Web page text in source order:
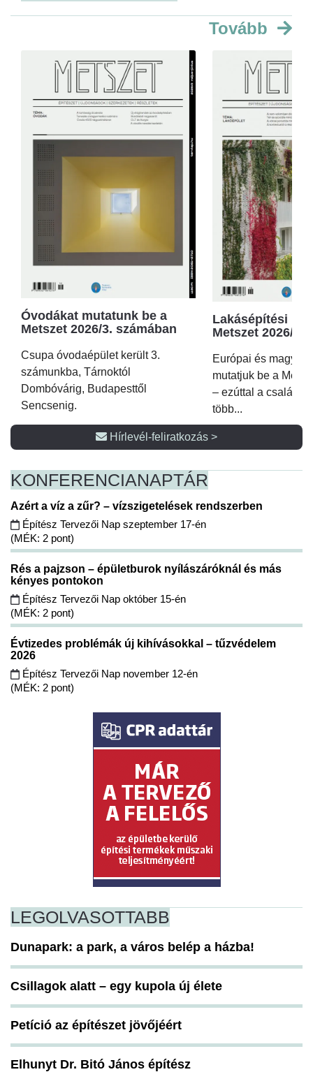
Tovább
Óvodákat mutatunk be a
Metszet 2026/3. számában
Csupa óvodaépület került 3.
számunkba, Tárnoktól
Dombóvárig, Budapesttől
Sencsenig.
Lakásépítési
Metszet 2026/2.
Európai és magyar
mutatjuk be a
– ezúttal a családi
több...
Hírlevél-feliratkozás >
KONFERENCIANAPTÁR
Azért a víz a zűr? – vízszigetelések rendszerben
Építész Tervezői Nap szeptember 17-én
(MÉK: 2 pont)
Rés a pajzson – épületburok nyílászáróknál és más
kényes pontokon
Építész Tervezői Nap október 15-én
(MÉK: 2 pont)
Évtizedes problémák új kihívásokkal – tűzvédelem
2026
Építész Tervezői Nap november 12-én
(MÉK: 2 pont)
LEGOLVASOTTABB
Dunapark: a park, a város belép a házba!
Csillagok alatt – egy kupola új élete
Petíció az építészet jövőjéért
Elhunyt Dr. Bitó János építész